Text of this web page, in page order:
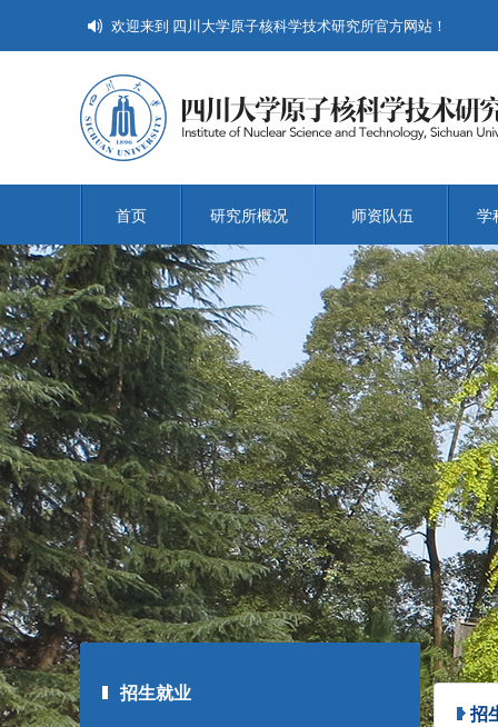
欢迎来到 四川大学原子核科学技术研究所官方网站！
首页 研究所概况 师资队伍 学
招生就业
招